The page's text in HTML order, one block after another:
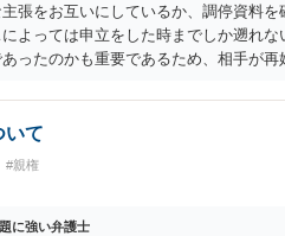
張をお互いにしているか、調停資料
よっては申立をした時までしか遡れ
ったのかも重要であるため、相手が
す。
いて
#親権
に強い弁護士